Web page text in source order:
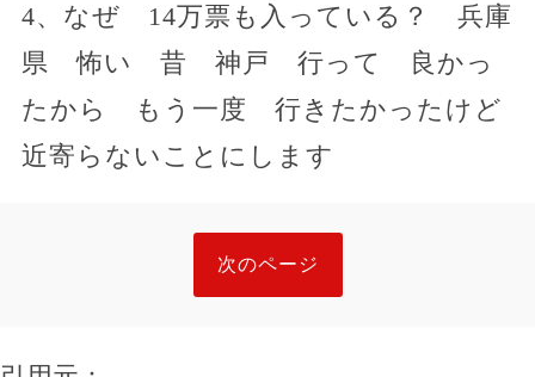
4、なぜ 14万票も入っている？ 兵庫
県 怖い 昔 神戸 行って 良かっ
たから もう一度 行きたかったけど
近寄らないことにします
次のページ